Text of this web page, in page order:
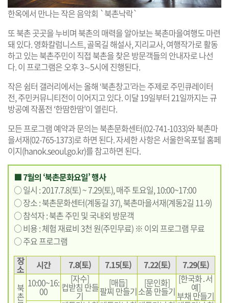
한옥에서 만나는 작은 음악회 `북촌낙락`
또 북촌 곳곳을 누비며 북촌의 매력을 알아보는 북촌마을여행도 마련
돼 있다. 영화칼럼니스트, 골목길 해설사, 지리교사, 여행작가로 활동
하고 있는 북촌주민이 직접 북촌을 찾은 방문객들의 안내자로 나선
다. 이 프로그램은 오후 3∼5시에 진행된다.
작은 쉼터 갤러리에서는 올해 ‘북촌창고’라는 주제로 주민큐레이터
전, 주민커뮤니티전이 이어지고 있다. 이달 19일부터 21일까지는 규
방공예 작품전 ‘한땀한땀’이 열린다.
모든 프로그램 예약과 문의는 북촌문화센터(02-741-1033)와 북촌마
을서재(02-765-1373)로 하면 된다. 자세한 사항은 서울한옥포털 홈페
이지(hanok.seoul.go.kr)를 참고하면 된다.
■ 7월의 ‘북촌문화요일’ 행사
○ 일시 : 2017.7.8(토) ~ 7.29(토), 매주 토요일, 10:00~17:00
○ 장소 : 북촌문화센터(계동길 37), 북촌마을서재(계동2길 11-9)
○ 참석자 : 북촌 주민 및 국내외 방문객
○ 비용 : 체험 재료비 3천 원(주민무료) ※ 이외 프로그램 무료
○ 주요 프로그램
장
소 시간 7.8(토) 7.15(토) 7.22(토)
7.29(토)
북
촌
10:00~16:
00
[자수]
컵받침 만들
기
[매듭]
팔찌 만들기
[문인화]
소품 만들기
[한국화․서
예]
부채 만들기